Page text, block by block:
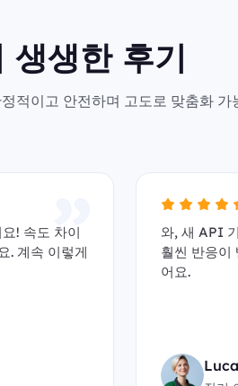
생생한 후기
적이고 안전하며 고도로 맞춤화
! 속도 차이
. 계속 이렇게
와, 새 API
훨씬 반응이
어요.